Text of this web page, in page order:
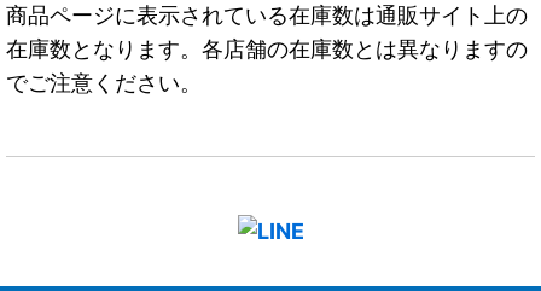
商品ページに表示されている在庫数は通販サイト上の
在庫数となります。各店舗の在庫数とは異なりますの
でご注意ください。